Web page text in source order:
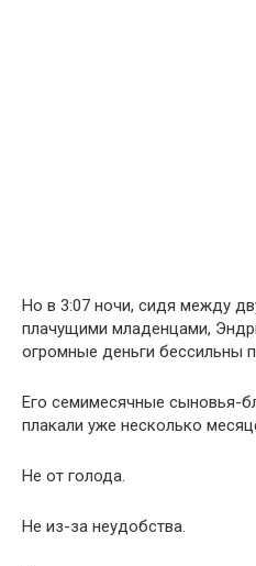
Но в 3:07 ночи, сидя между
плачущими младенцами,
огромные деньги бессильны
Его семимесячные сыновья-
плакали уже несколько
Не от голода.
Не из-за неудобства.